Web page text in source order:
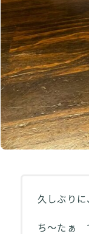
久しぶり
ち～たぁ